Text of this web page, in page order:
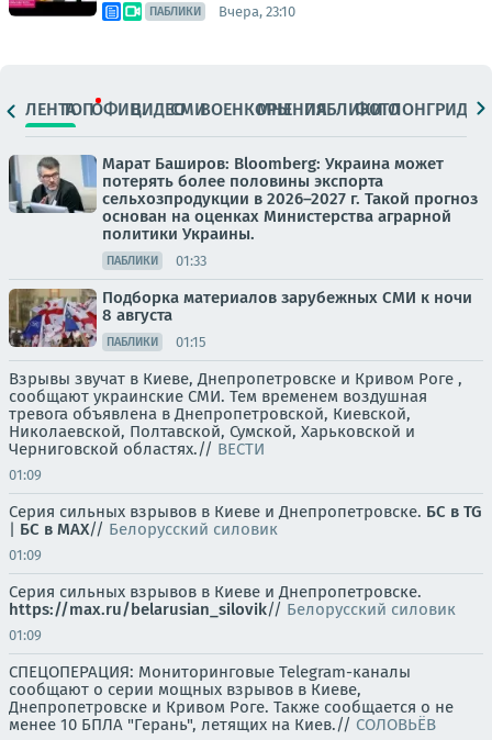
ПАБЛИКИ Вчера, 23:10
ЛЕНТАТОПОФИЦ.ВИДЕОСМИВОЕНКОРЫМНЕНИЯПАБЛИКИ
ФОТОЛОНГРИДЫ
Марат Баширов: Bloomberg: Украина может
потерять более половины экспорта
сельхозпродукции в 2026–2027 г. Такой прогноз
основан на оценках Министерства аграрной
политики Украины.
ПАБЛИКИ 01:33
Подборка материалов зарубежных СМИ к ночи
8 августа
ПАБЛИКИ 01:15
Взрывы звучат в Киеве, Днепропетровске и Кривом Роге ,
сообщают украинские СМИ. Тем временем воздушная
тревога объявлена в Днепропетровской, Киевской,
Николаевской, Полтавской, Сумской, Харьковской и
Черниговской областях.// ВЕСТИ
01:09
Серия сильных взрывов в Киеве и Днепропетровске. БС в TG
| БС в МАХ// Белорусский силовик
01:09
Серия сильных взрывов в Киеве и Днепропетровске.
https://max.ru/belarusian_silovik// Белорусский силовик
01:09
СПЕЦОПЕРАЦИЯ: Мониторинговые Telegram-каналы
сообщают о серии мощных взрывов в Киеве,
Днепропетровске и Кривом Роге. Также сообщается о не
менее 10 БПЛА "Герань", летящих на Киев.// СОЛОВЬЁВ